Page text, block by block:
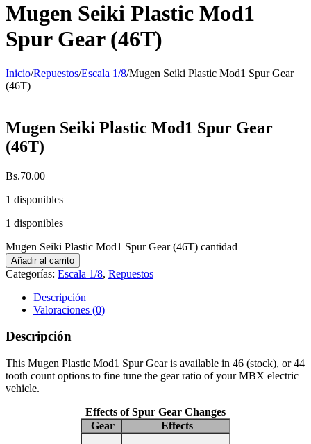
Mugen Seiki Plastic Mod1
Spur Gear (46T)
Inicio/Repuestos/Escala 1/8/Mugen Seiki Plastic Mod1 Spur Gear
(46T)
Mugen Seiki Plastic Mod1 Spur Gear
(46T)
Bs.70.00
1 disponibles
1 disponibles
Mugen Seiki Plastic Mod1 Spur Gear (46T) cantidad
Añadir al carrito
Categorías: Escala 1/8, Repuestos
Descripción
Valoraciones (0)
Descripción
This Mugen Plastic Mod1 Spur Gear is available in 46 (stock), or 44
tooth count options to fine tune the gear ratio of your MBX electric
vehicle.
Effects of Spur Gear Changes
Gear
Effects